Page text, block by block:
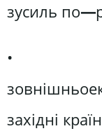
зусиль по—
•
західні